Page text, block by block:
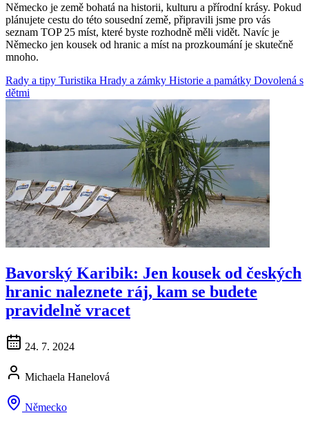
Německo je země bohatá na historii, kulturu a přírodní krásy. Pokud
plánujete cestu do této sousední země, připravili jsme pro vás
seznam TOP 25 míst, které byste rozhodně měli vidět. Navíc je
Německo jen kousek od hranic a míst na prozkoumání je skutečně
mnoho.
Rady a tipy Turistika Hrady a zámky Historie a památky Dovolená s
dětmi
Bavorský Karibik: Jen kousek od českých
hranic naleznete ráj, kam se budete
pravidelně vracet
24. 7. 2024
Michaela Hanelová
Německo